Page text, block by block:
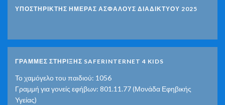
ΥΠΟΣΤΗΡΙΚΤΗΣ ΗΜΕΡΑΣ ΑΣΦΑΛΟΥΣ ΔΙΑΔΙΚΤΥΟΥ 2025
ΓΡΑΜΜΕΣ ΣΤΗΡΙΞΗΣ SAFERINTERNET 4 KIDS
Το χαμόγελο του παιδιού: 1056
Γραμμή για γονείς εφήβων: 801.11.77 (Μονάδα Εφηβικής
Υγείας)